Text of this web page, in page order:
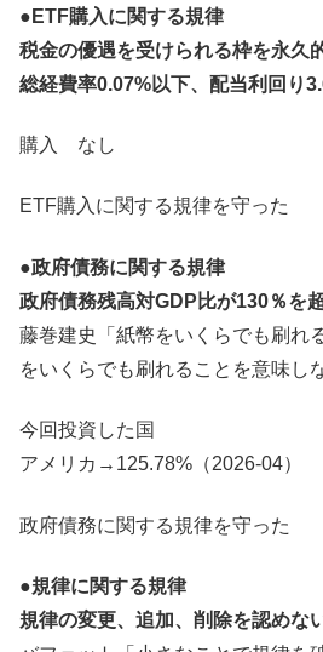
● ETF購入に関する規律
税金の優遇を受けられる枠を永久
総経費率0.07%以下、配当利回り
購入 なし
ETF購入に関する規律を守った
●政府債務に関する規律
政府債務残高対GDP比が130％を
藤巻建史「紙幣をいくらでも刷れ
をいくらでも刷れることを意味し
今回投資した国
アメリカ→125.78%（2026-04）
政府債務に関する規律を守った
●規律に関する規律
規律の変更、追加、削除を認めない